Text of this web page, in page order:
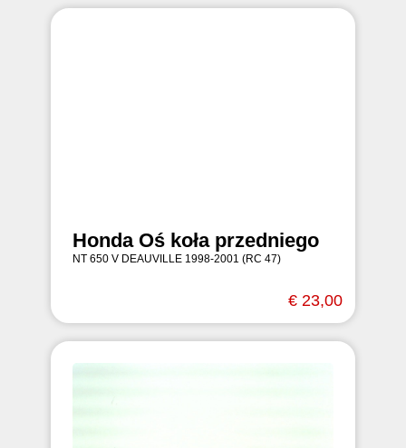
Honda Oś koła przedniego
NT 650 V DEAUVILLE 1998-2001 (RC 47)
€ 23,00